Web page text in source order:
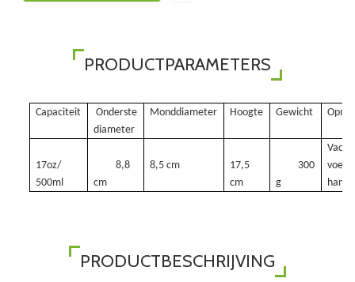
PRODUCTPARAMETERS
Capaciteit
Onderste
diameter
Monddiameter Hoogte Gewicht
17oz/
500ml
8,8
cm
8,5 cm
17,5
cm
300
g
PRODUCTBESCHRIJVING